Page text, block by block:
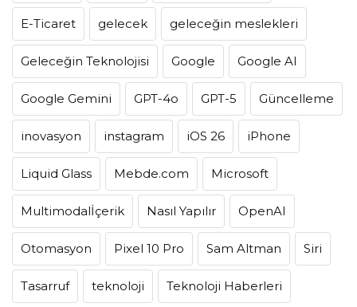
E-Ticaret gelecek geleceğin meslekleri
Geleceğin Teknolojisi Google Google AI
Google Gemini GPT-4o GPT-5 Güncelleme
inovasyon instagram iOS 26 iPhone
Liquid Glass Mebde.com Microsoft
Multimodalİçerik Nasıl Yapılır OpenAI
Otomasyon Pixel 10 Pro Sam Altman Siri
Tasarruf teknoloji Teknoloji Haberleri